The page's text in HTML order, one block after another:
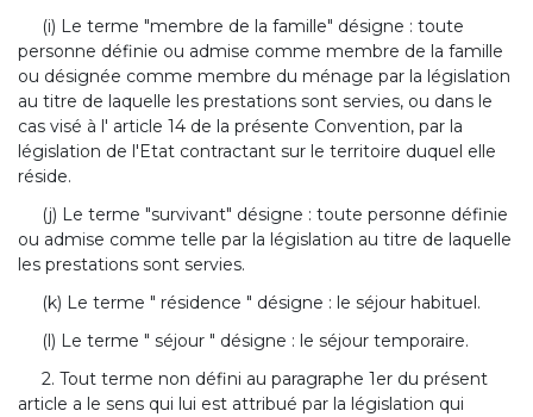
(i) Le terme "membre de la famille" désigne : toute
personne définie ou admise comme membre de la famille
ou désignée comme membre du ménage par la législation
au titre de laquelle les prestations sont servies, ou dans le
cas visé à l' article 14 de la présente Convention, par la
législation de l'Etat contractant sur le territoire duquel elle
réside.
(j) Le terme "survivant" désigne : toute personne définie
ou admise comme telle par la législation au titre de laquelle
les prestations sont servies.
(k) Le terme " résidence " désigne : le séjour habituel.
(l) Le terme " séjour " désigne : le séjour temporaire.
2. Tout terme non défini au paragraphe 1er du présent
article a le sens qui lui est attribué par la législation qui